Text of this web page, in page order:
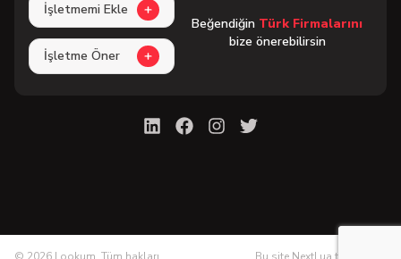
İşletmemi Ekle
İşletme Öner
Beğendiğin Türk Firmalarını
bize önerebilirsin